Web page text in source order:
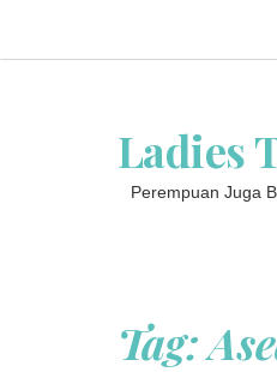
Ladies
Perempuan Juga
Tag: